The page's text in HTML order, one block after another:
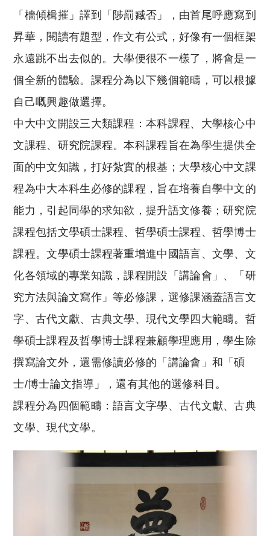
「檣傾楫摧」譯到「陟罰臧否」，由首尾呼應寫到
昇華，閱讀有題型，作文有公式，好像有一個框架
永遠跳不出去似的。大學便很不一樣了，將會是一
個全新的體驗。課程分為以下幾個範疇，可以根據
自己嘅興趣做選擇。
中大中文開設三大類課程：本科課程、大學核心中
文課程、研究院課程。本科課程旨在為學生提供全
面的中文知識，打好紮實的根基；大學核心中文課
程為中大本科生必修的課程，旨在培養自學中文的
能力，引起同學的求知欲，提升語文修養；研究院
課程包括文學碩士課程、哲學碩士課程、哲學博士
課程。文學碩士課程著重增進中國語言、文學、文
化各領域的專業知識，課程開設「講論會」、「研
究方法與論文寫作」等必修課，選修課涵蓋語言文
字、古代文獻、古典文學、現代文學四大範疇。哲
學碩士課程及哲學博士課程兼顧學理應用，學生除
撰寫論文外，還需修讀必修的「講論會」和「碩
士/博士論文指導」，還有其他的選修科目。
課程分為四個範疇：語言文字學、古代文獻、古典
文學、現代文學。